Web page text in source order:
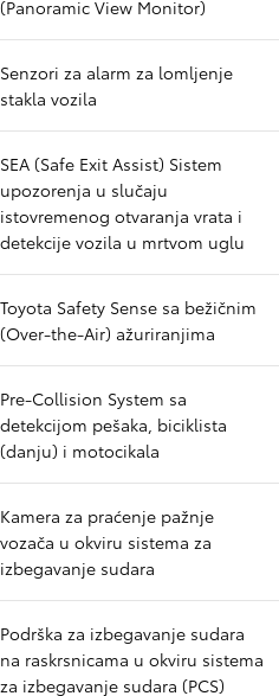
(Panoramic View Monitor)
Senzori za alarm za lomljenje
stakla vozila
SEA (Safe Exit Assist) Sistem
upozorenja u slučaju
istovremenog otvaranja vrata i
detekcije vozila u mrtvom uglu
Toyota Safety Sense sa bežičnim
(Over-the-Air) ažuriranjima
Pre-Collision System sa
detekcijom pešaka, biciklista
(danju) i motocikala
Kamera za praćenje pažnje
vozača u okviru sistema za
izbegavanje sudara
Podrška za izbegavanje sudara
na raskrsnicama u okviru sistema
za izbegavanje sudara (PCS)